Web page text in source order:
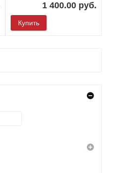
1 400.00 руб.
Купить